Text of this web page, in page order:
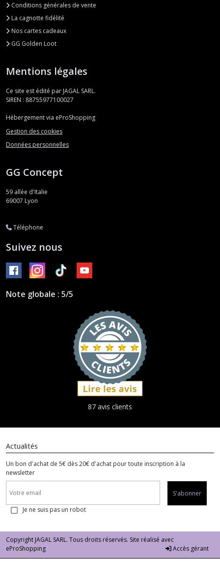
Conditions générales de vente
La cagnotte fidélité
Nos cartes cadeaux
GG Golden Loot
Mentions légales
Ce site est édité par JAGAL SARL.
SIREN : 88755977100027
Hébergement via eProShopping
Gestion des cookies
Données personnelles
GG Concept
59 allée d'Italie
69007 Lyon
Téléphone
Suivez nous
Note globale : 5/5
87 avis clients
Actualités
Un bon d'achat de 5€ dès 20€ d'achat pour toute inscription à la
newsletter
S'abonner
Je ne suis pas un robot
Copyright JAGAL SARL. Tous droits réservés. Site réalisé avec
eProShopping
Accès gérant